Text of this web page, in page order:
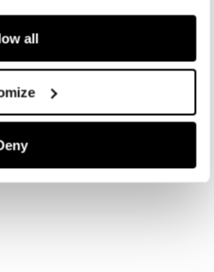
all
Rückgabe